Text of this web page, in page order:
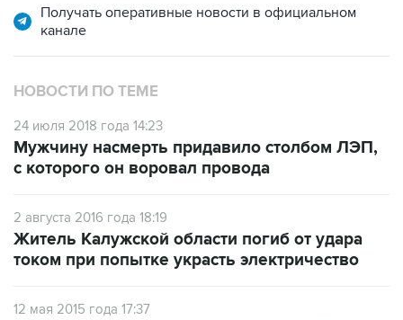
Получать оперативные новости в официальном
канале
НОВОСТИ ПО ТЕМЕ
24 июля 2018 года 14:23
Мужчину насмерть придавило столбом ЛЭП,
с которого он воровал провода
2 августа 2016 года 18:19
Житель Калужской области погиб от удара
током при попытке украсть электричество
12 мая 2015 года 17:37